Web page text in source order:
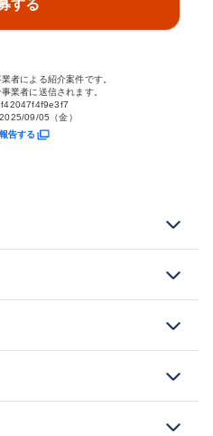
する
者による紹介案件です。
業者に送信されます。
2025/09/05（金）
告する